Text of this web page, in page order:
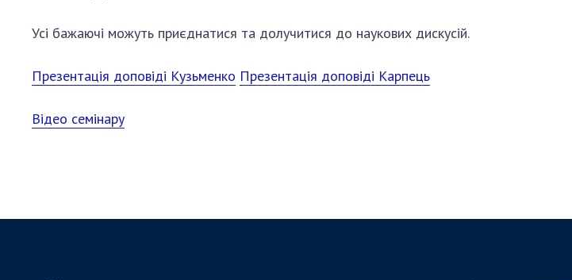
Усі бажаючі можуть приєднатися та долучитися до наукових дискусій.
Презентація доповіді Кузьменко Презентація доповіді Карпець
Відео семінару